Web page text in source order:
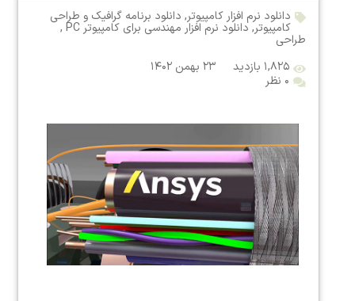
دانلود نرم افزار کامپیوتر, دانلود برنامه گرافیک و طراحی
کامپیوتر,دانلود نرم افزار مهندسی برای کامپیوتر PC ,
طراحی
۱,۸۲۵ بازدید
۲۳ بهمن ۱۴۰۲
۰ نظر